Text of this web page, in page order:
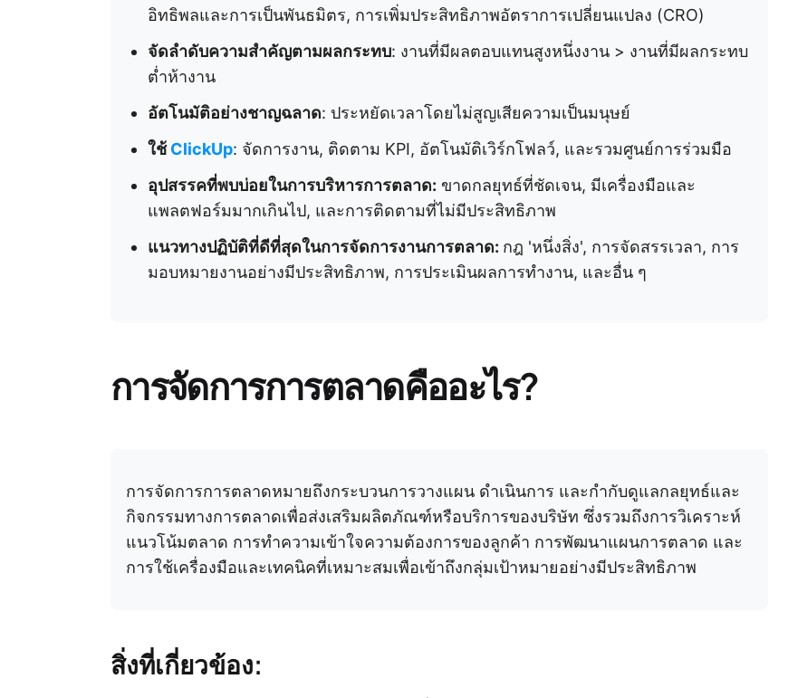
อิทธิพลและการเป็นพันธมิตร, การเพิ่มประสิทธิภาพอัตราการเปลี่ยนแปลง (CRO)
จัดลำดับความสำคัญตามผลกระทบ: งานที่มีผลตอบแทนสูงหนึ่งงาน > งานที่มีผลกระทบ
ต่ำห้างาน
อัตโนมัติอย่างชาญฉลาด: ประหยัดเวลาโดยไม่สูญเสียความเป็นมนุษย์
ใช้ClickUp: จัดการงาน, ติดตาม KPI, อัตโนมัติเวิร์กโฟลว์, และรวมศูนย์การร่วมมือ
อุปสรรคที่พบบ่อยในการบริหารการตลาด: ขาดกลยุทธ์ที่ชัดเจน, มีเครื่องมือและ
แพลตฟอร์มมากเกินไป, และการติดตามที่ไม่มีประสิทธิภาพ
แนวทางปฏิบัติที่ดีที่สุดในการจัดการงานการตลาด: กฎ 'หนึ่งสิ่ง', การจัดสรรเวลา, การ
มอบหมายงานอย่างมีประสิทธิภาพ, การประเมินผลการทำงาน, และอื่น ๆ
การจัดการการตลาดคืออะไร?
การจัดการการตลาดหมายถึงกระบวนการวางแผน ดำเนินการ และกำกับดูแลกลยุทธ์และ
กิจกรรมทางการตลาดเพื่อส่งเสริมผลิตภัณฑ์หรือบริการของบริษัท ซึ่งรวมถึงการวิเคราะห์
แนวโน้มตลาด การทำความเข้าใจความต้องการของลูกค้า การพัฒนาแผนการตลาด และ
การใช้เครื่องมือและเทคนิคที่เหมาะสมเพื่อเข้าถึงกลุ่มเป้าหมายอย่างมีประสิทธิภาพ
สิ่งที่เกี่ยวข้อง: